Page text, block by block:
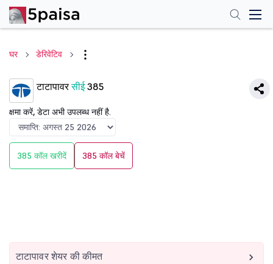
घर डेरिवेटिव
टाटापावरसीई385
क्षमा करें, डेटा अभी उपलब्ध नहीं है.
385 कॉल खरीदें 385 कॉल बेचें
टाटापावर शेयर की कीमत